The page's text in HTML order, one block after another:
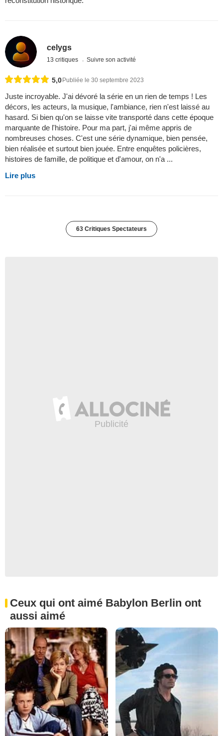
celygs
13 critiques Suivre son activité
5,0 Publiée le 30 septembre 2023
Juste incroyable. J'ai dévoré la série en un rien de temps ! Les
décors, les acteurs, la musique, l'ambiance, rien n'est laissé au
hasard. Si bien qu'on se laisse vite transporté dans cette époque
marquante de l'histoire. Pour ma part, j'ai même appris de
nombreuses choses. C'est une série dynamique, bien pensée,
bien réalisée et surtout bien jouée. Entre enquêtes policières,
histoires de famille, de politique et d'amour, on n'a ...
Lire plus
63 Critiques Spectateurs
Ceux qui ont aimé Babylon Berlin ont
aussi aimé